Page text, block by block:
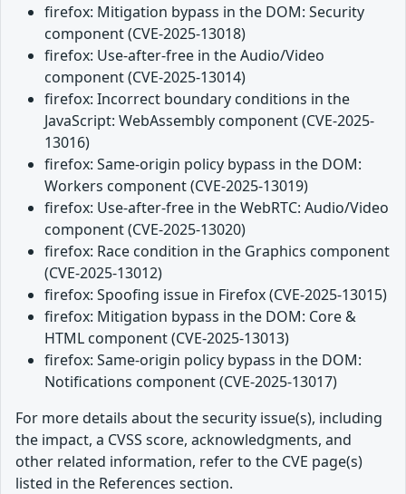
firefox: Mitigation bypass in the DOM: Security
component (CVE-2025-13018)
firefox: Use-after-free in the Audio/Video
component (CVE-2025-13014)
firefox: Incorrect boundary conditions in the
JavaScript: WebAssembly component (CVE-2025-
13016)
firefox: Same-origin policy bypass in the DOM:
Workers component (CVE-2025-13019)
firefox: Use-after-free in the WebRTC: Audio/Video
component (CVE-2025-13020)
firefox: Race condition in the Graphics component
(CVE-2025-13012)
firefox: Spoofing issue in Firefox (CVE-2025-13015)
firefox: Mitigation bypass in the DOM: Core &
HTML component (CVE-2025-13013)
firefox: Same-origin policy bypass in the DOM:
Notifications component (CVE-2025-13017)
For more details about the security issue(s), including
the impact, a CVSS score, acknowledgments, and
other related information, refer to the CVE page(s)
listed in the References section.